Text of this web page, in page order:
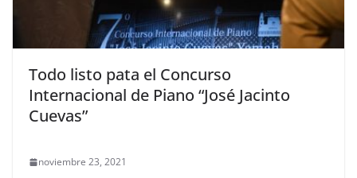
Todo listo pata el Concurso
Internacional de Piano “José Jacinto
Cuevas”
noviembre 23, 2021